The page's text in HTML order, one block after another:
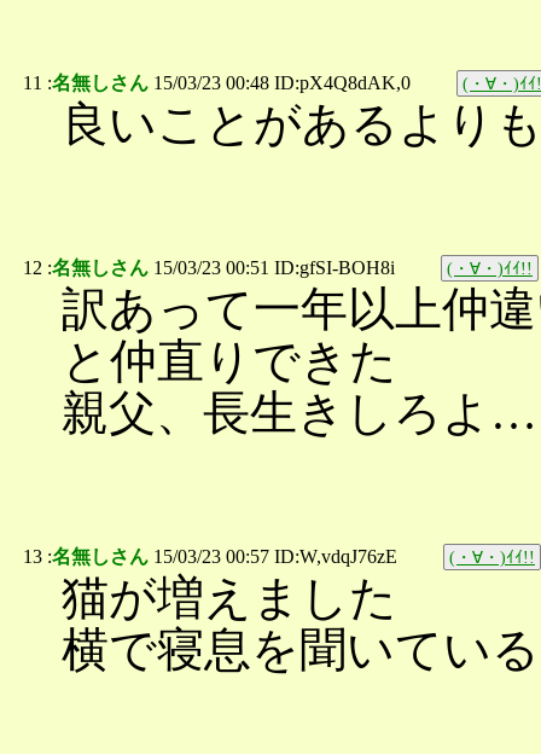
11 :名無しさん 15/03/23 00:48 ID:pX4Q8dAK,0 (・∀・)ｲ
良いことがあるより
12 :名無しさん 15/03/23 00:51 ID:gfSI-BOH8i (・∀・)ｲｲ!!
訳あって一年以上仲
と仲直りできた
親父、長生きしろよ…
13 :名無しさん 15/03/23 00:57 ID:W,vdqJ76zE (・∀・)ｲｲ!!
猫が増えました
横で寝息を聞いてい